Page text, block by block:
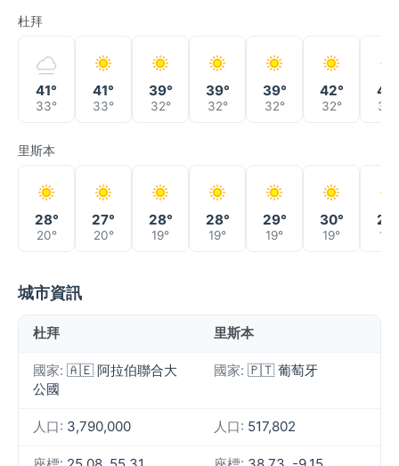
杜拜
41°
33°
41°
33°
39°
32°
39°
32°
39°
32°
42°
32° 33°
里斯本
28°
20°
27°
20°
28°
19°
28°
19°
29°
19°
30°
19° 19°
城市資訊
杜拜 里斯本
國家: 🇦🇪 阿拉伯聯合大
公國
國家: 🇵🇹 葡萄牙
人口: 3,790,000 人口: 517,802